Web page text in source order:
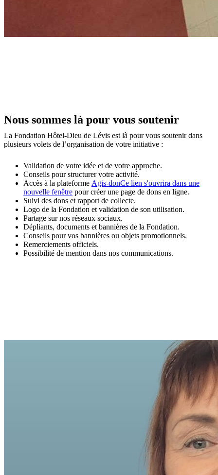
Nous sommes là pour vous soutenir
La Fondation Hôtel-Dieu de Lévis est là pour vous soutenir dans
plusieurs volets de l’organisation de votre initiative :
Validation de votre idée et de votre approche.
Conseils pour structurer votre activité.
Accès à la plateforme Agis-donCe lien s'ouvrira dans une
nouvelle fenêtre pour créer une page de dons en ligne.
Suivi des dons et rapport de collecte.
Logo de la Fondation et validation de son utilisation.
Partage sur nos réseaux sociaux.
Dépliants, documents et bannières de la Fondation.
Conseils pour vos bannières ou objets promotionnels.
Remerciements officiels.
Possibilité de mention dans nos communications.